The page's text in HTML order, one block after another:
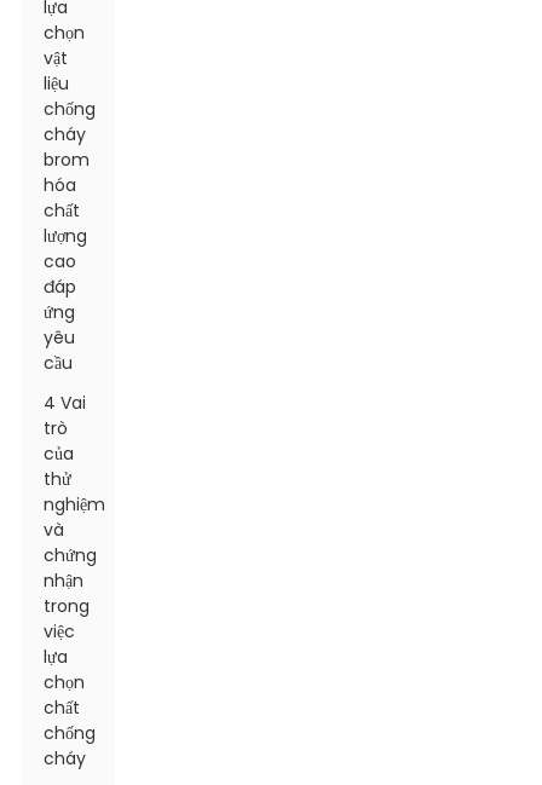
lựa
chọn
vật
liệu
chống
cháy
brom
hóa
chất
lượng
cao
đáp
ứng
yêu
cầu
4 Vai
trò
của
thử
nghiệm
và
chứng
nhận
trong
việc
lựa
chọn
chất
chống
cháy